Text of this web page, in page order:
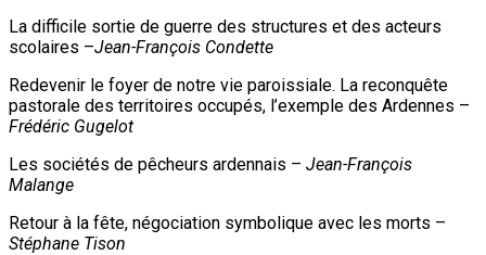
La difficile sortie de guerre des structures et des acteurs
scolaires –Jean-François Condette
Redevenir le foyer de notre vie paroissiale. La reconquête
pastorale des territoires occupés, l’exemple des Ardennes –
Frédéric Gugelot
Les sociétés de pêcheurs ardennais – Jean-François
Malange
Retour à la fête, négociation symbolique avec les morts –
Stéphane Tison